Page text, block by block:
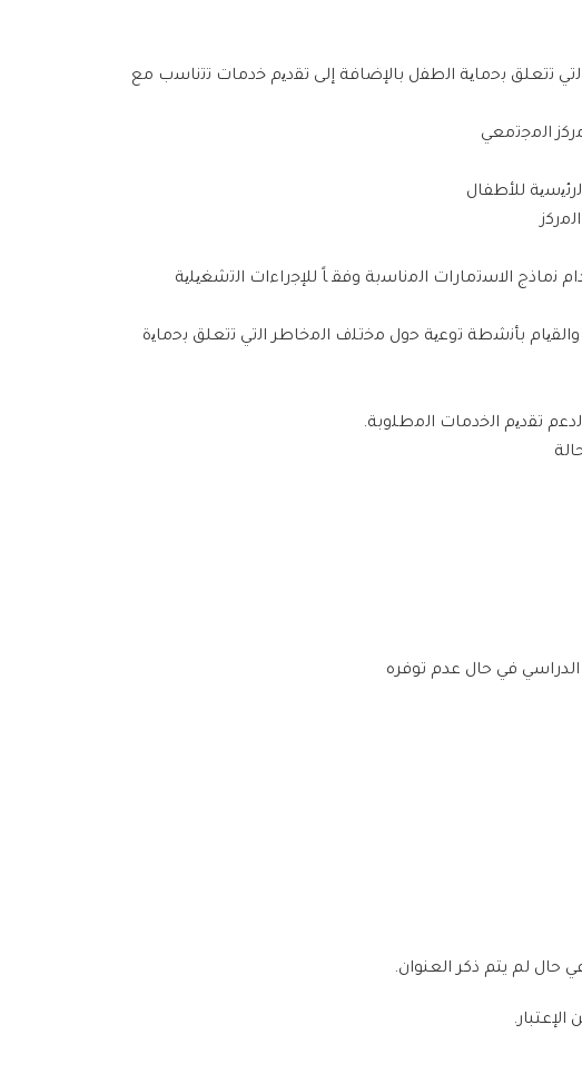
ﺗﺗﻌﻠﻖ ﺑﺣﻣﺎﯾﺔ اﻟطﻔل ﺑﺎﻹﺿﺎﻓﺔ إﻟﻰ ﺗﻘدﯾم ﺧدﻣﺎت ﺗﺗﻧﺎﺳب ﻣﻊ
ﻧﻣﺎذج اﻻﺳﺗﻣﺎرات اﻟﻣﻧﺎﺳﺑﺔ وﻓﻘ ﺎً ﻟﻺﺟراءات اﻟﺗﺷﻐﯾﻠﯾﺔ
ﺑﺄﻧﺷطﺔ ﺗوﻋﯾﺔ ﺣول ﻣﺧﺗﻠف اﻟﻣﺧﺎطر اﻟﺗﻲ ﺗﺗﻌﻠﻖ ﺑﺣﻣﺎﯾة
حال لم يتم ذكر العنوان.